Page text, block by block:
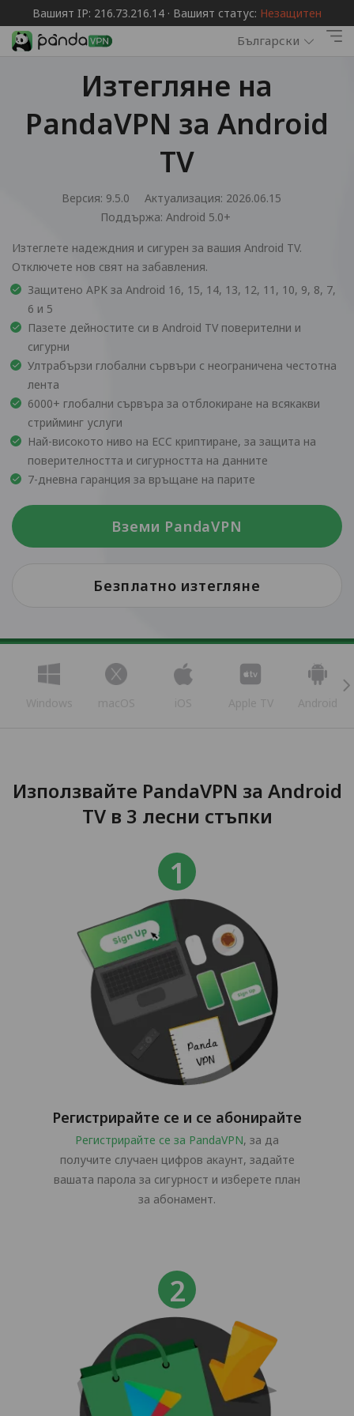
Вашият IP: 216.73.216.14 · Вашият статус: Незащитен
Български
Изтегляне на
PandaVPN за Android
TV
Версия: 9.5.0
Актуализация: 2026.06.15
Поддържа: Android 5.0+
Изтеглете надеждния и сигурен за вашия Android TV.
Отключете нов свят на забавления.
Защитено APK за Android 16, 15, 14, 13, 12, 11, 10, 9, 8, 7,
6 и 5
Пазете дейностите си в Android TV поверителни и
сигурни
Ултрабързи глобални сървъри с неограничена честотна
лента
6000+ глобални сървъра за отблокиране на всякакви
стрийминг услуги
Най-високото ниво на ECC криптиране, за защита на
поверителността и сигурността на данните
7-дневна гаранция за връщане на парите
Вземи PandaVPN
Безплатно изтегляне
Windows macOS iOS Apple TV Android
Използвайте PandaVPN за Android
TV в 3 лесни стъпки
Регистрирайте се и се абонирайте
Регистрирайте се за PandaVPN, за да
получите случаен цифров акаунт, задайте
вашата парола за сигурност и изберете план
за абонамент.